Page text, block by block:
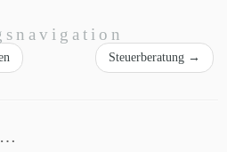
Steuerberatung →